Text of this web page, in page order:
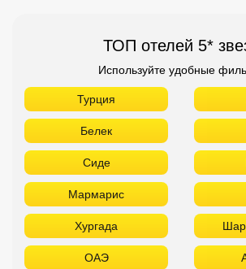
ТОП отелей 5*
Используйте удобные
Турция
Белек
Сиде
Мармарис
Хургада
ОАЭ